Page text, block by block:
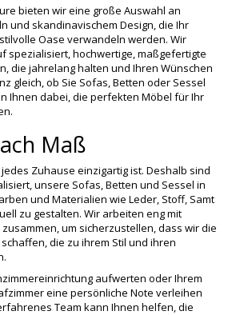
bieten wir eine große Auswahl an
und skandinavischem Design, die Ihr
Oase verwandeln werden. Wir
spezialisiert, hochwertige, maßgefertigte
die jahrelang halten und Ihren Wünschen
gleich, ob Sie Sofas, Betten oder Sessel
Ihnen dabei, die perfekten Möbel für Ihr
Maß
Zuhause einzigartig ist. Deshalb sind
unsere Sofas, Betten und Sessel in
und Materialien wie Leder, Stoff, Samt
zu gestalten. Wir arbeiten eng mit
um sicherzustellen, dass wir die
die zu ihrem Stil und ihren
aufwerten oder Ihrem
eine persönliche Note verleihen
Team kann Ihnen helfen, die